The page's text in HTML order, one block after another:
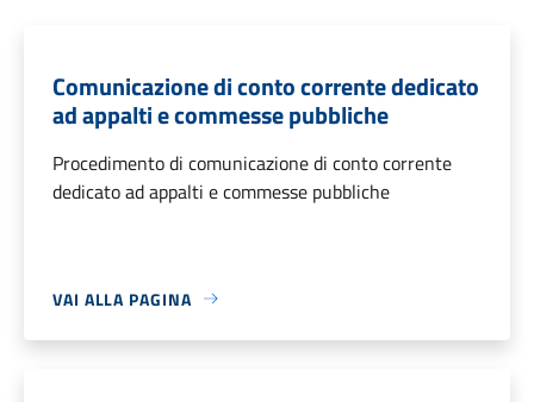
Comunicazione di conto corrente dedicato
ad appalti e commesse pubbliche
Procedimento di comunicazione di conto corrente
dedicato ad appalti e commesse pubbliche
VAI ALLA PAGINA